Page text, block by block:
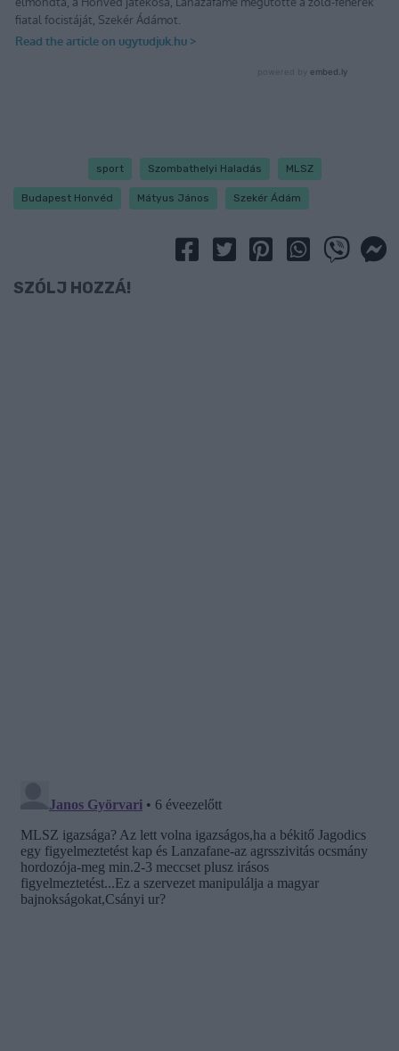
sport Szombathelyi Haladás MLSZ
Budapest Honvéd Mátyus János Szekér Ádám
SZÓLJ HOZZÁ!